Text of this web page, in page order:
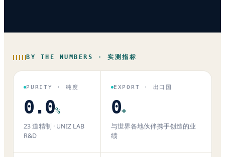
BY THE NUMBERS · 实测指标
PURITY · 纯度
0.0%
23 道精制 · UNIZ LAB
R&D
EXPORT · 出口国
0+
与世界各地伙伴携手创造的业
绩